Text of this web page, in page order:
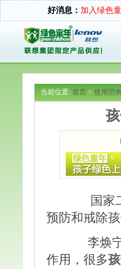
好消息： 加入绿色
当前位置: 首页> 使用范例
国家二
预防和戒除
李焕宁
作用，很多